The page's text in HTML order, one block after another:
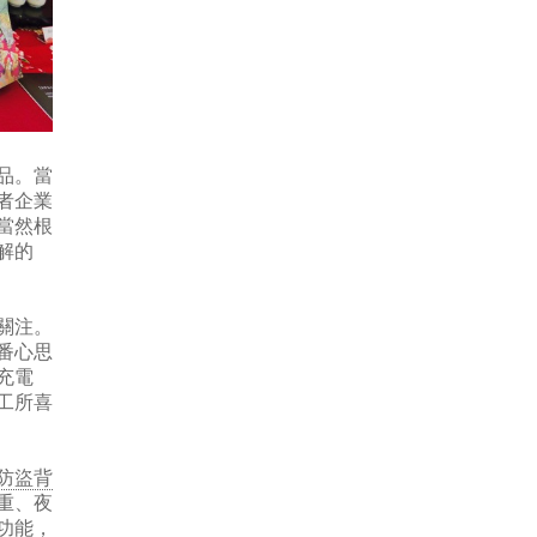
。當
企業
然根
的
注。
心思
電
所喜
盜背
、夜
能，